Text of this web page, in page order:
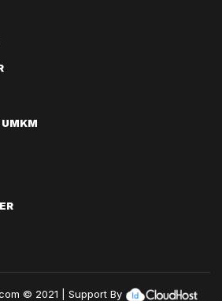
UMKM
© 2021 | Support By